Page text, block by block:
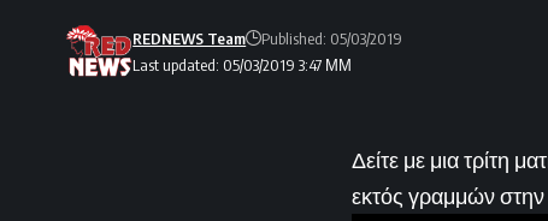
Last updated: 05/03/2019 3:47 ΜΜ
REDNEWS Team Published: 05/03/2019
Δείτε με μια τρίτη
εκτός γραμμών